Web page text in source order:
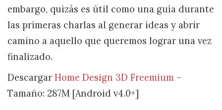
embargo, quizás es útil como una guía durante
las primeras charlas al generar ideas y abrir
camino a aquello que queremos lograr una vez
finalizado.
Descargar Home Design 3D Freemium –
Tamaño: 287M [Android v4.0+]